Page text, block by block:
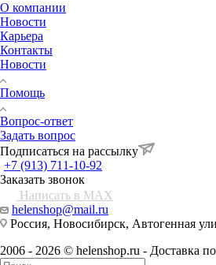
О компании
Новости
Карьера
Контакты
Новости
Помощь
Вопрос-ответ
Задать вопрос
Подписаться на рассылку
+7 (913) 711-10-92
Заказать звонок
Написать в MAX
helenshop@mail.ru
Россия, Новосибирск, Автогенная
2006 - 2026 © helenshop.ru - Доставка